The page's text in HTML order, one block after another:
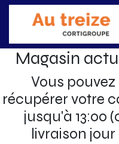
Magasin
Vous
récupérer votre
jusqu'à 13:00
livraison